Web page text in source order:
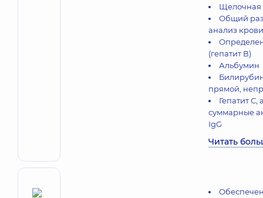
Щелочная
Общий
анализ крови
(гепатит В)
Альбумин
прямой,
Гепатит С,
суммарные
IgG
Читать